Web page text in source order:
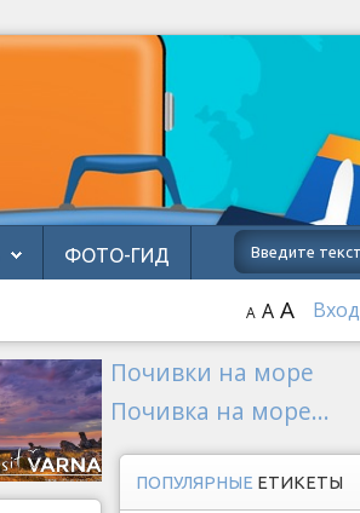
ФОТО-ГИД
Вход
A A A
Почивки на море
Почивка на море...
ПОПУЛЯРНЫЕ ЕТИКЕТЫ